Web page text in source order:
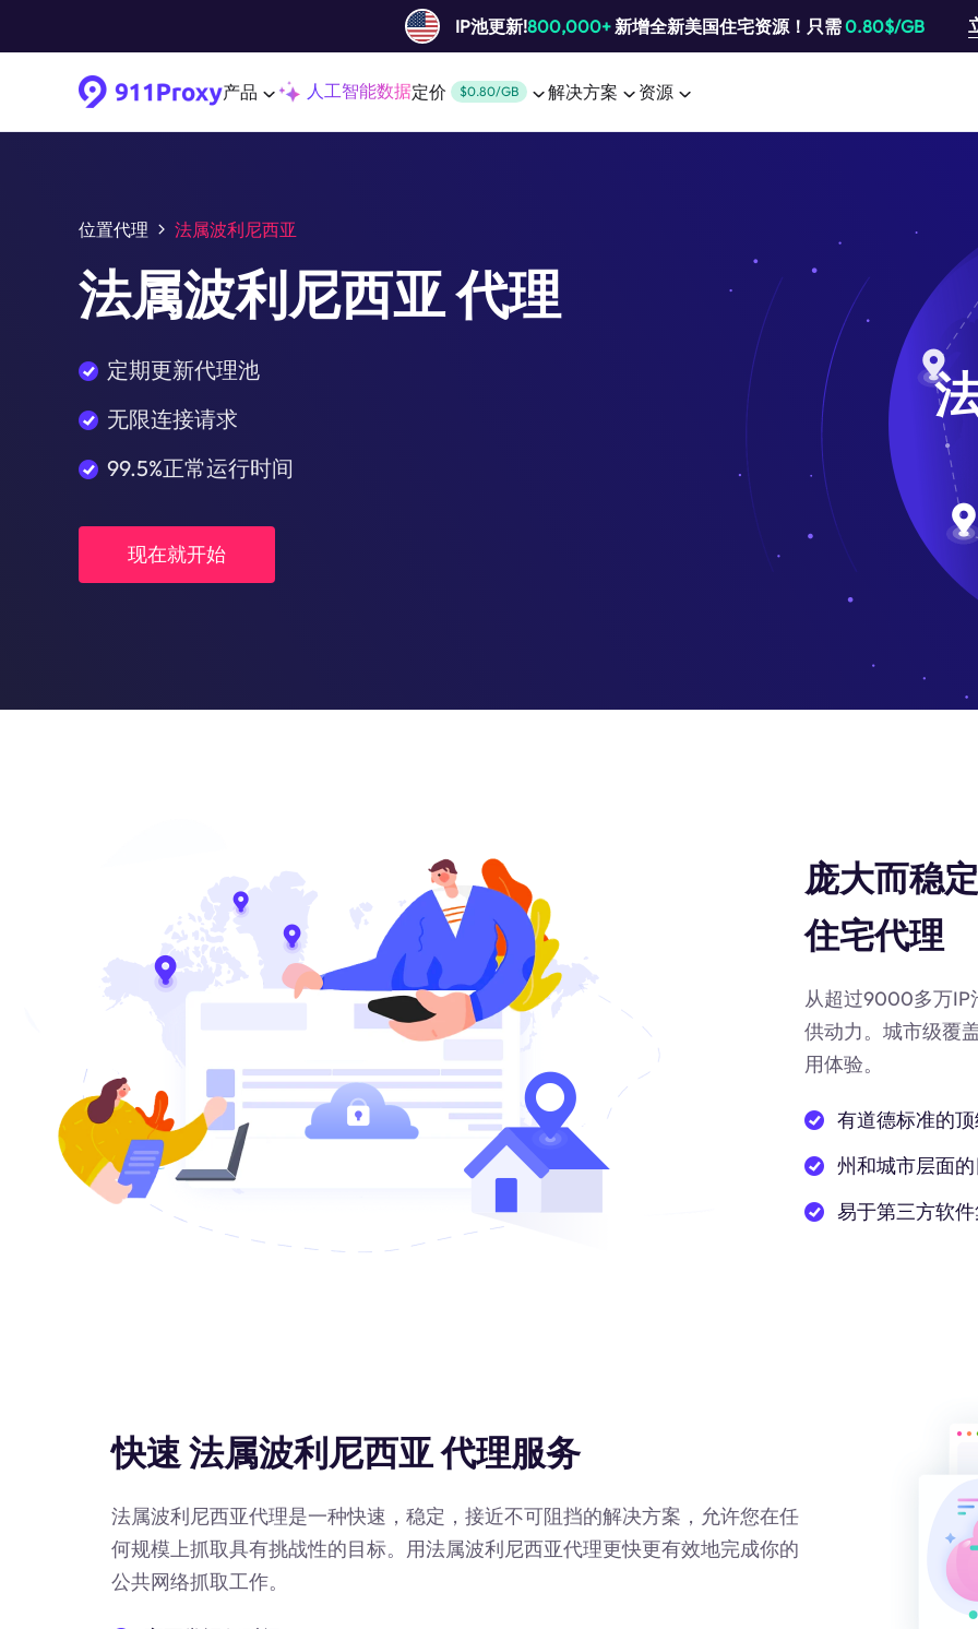
IP池更新!800,000+新增全新美国住宅资源！只需0.80$/GB
产品 人工智能数据定价 $0.80/GB 解决方案 资源
位置代理 法属波利尼西亚
法属波利尼西亚 代理
定期更新代理池
无限连接请求
99.5%正常运行时间
现在就开始
庞大而稳
住宅代理
从超过9000多万IP
供动力。城市级覆
用体验。
有道德标准的
州和城市层面
易于第三方软
快速 法属波利尼西亚 代理服务
法属波利尼西亚代理是一种快速，稳定，接近不可阻挡的解决方案，允许您在任
何规模上抓取具有挑战性的目标。用法属波利尼西亚代理更快更有效地完成你的
公共网络抓取工作。